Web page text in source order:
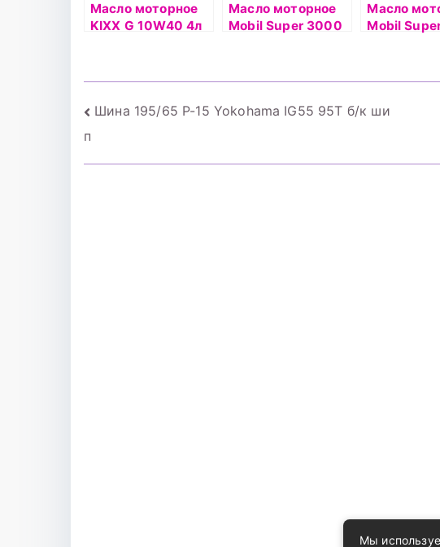
Масло моторное
KIXX G 10W40 4л
Масло моторное
Mobil Super 3000
Масло
Mobil
Навигация
по
Шина 195/65 Р-15 Yokohama IG55 95Т б/к ши
п
Мы